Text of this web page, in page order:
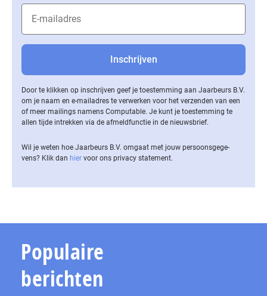
Door te klikken op inschrijven geef je toestemming aan Jaarbeurs B.V.
om je naam en e-mailadres te verwerken voor het verzenden van een
of meer mailings namens Computable. Je kunt je toestemming te
allen tijde intrekken via de af­meld­func­tie in de nieuwsbrief.
Wil je weten hoe Jaarbeurs B.V. omgaat met jouw per­soons­ge­ge­
vens? Klik dan hier voor ons privacy statement.
Populaire
berichten